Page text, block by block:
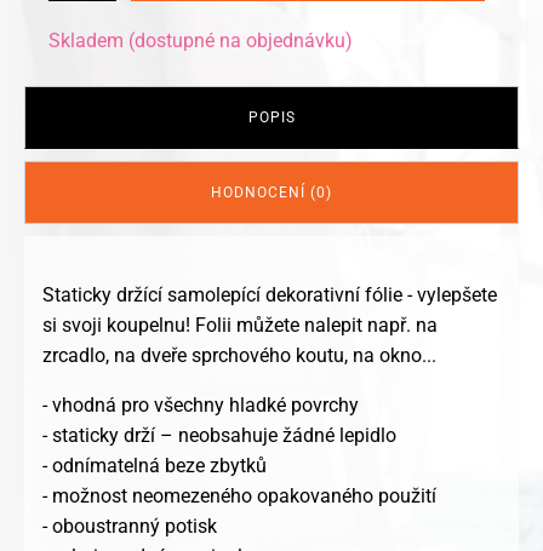
dekorativní
fólie
množství
Skladem (dostupné na objednávku)
POPIS
HODNOCENÍ (0)
Staticky držící samolepící dekorativní fólie - vylepšete
si svoji koupelnu! Folii můžete nalepit např. na
zrcadlo, na dveře sprchového koutu, na okno...
- vhodná pro všechny hladké povrchy
- staticky drží – neobsahuje žádné lepidlo
- odnímatelná beze zbytků
- možnost neomezeného opakovaného použití
- oboustranný potisk